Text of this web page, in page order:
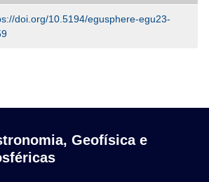
doi.org/10.5194/egusphere-egu23-
Geofísica e